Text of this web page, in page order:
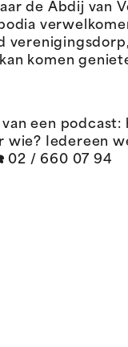
de Abdij van
komen
een podcast:
Iedereen
02 / 660 07 94